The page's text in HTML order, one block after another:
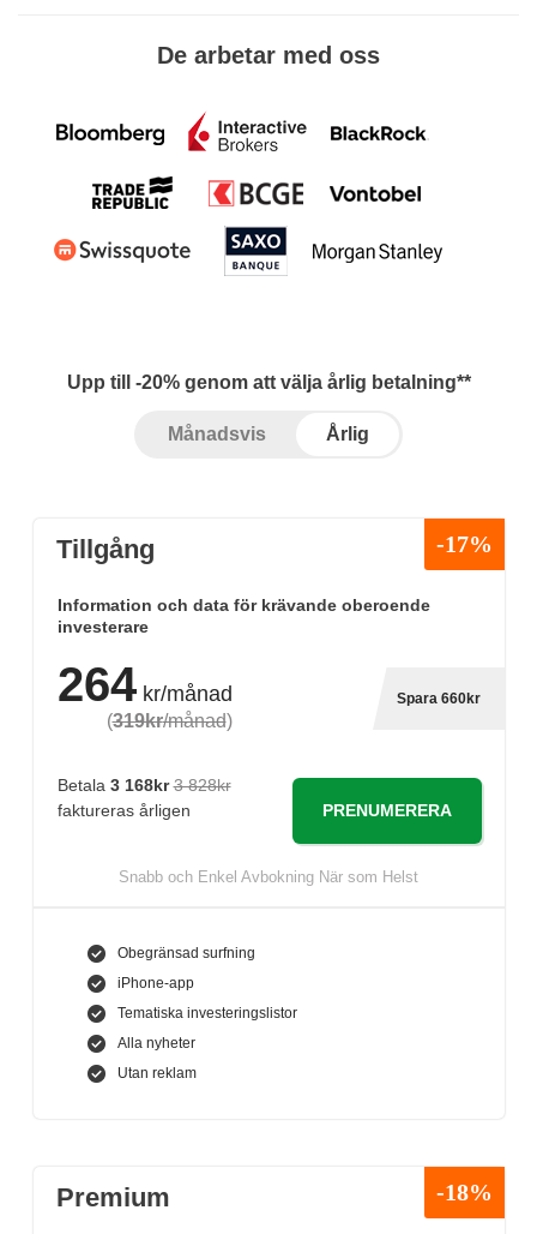
De arbetar med oss
Upp till -20% genom att välja årlig betalning**
Månadsvis Årlig
Tillgång -17%
Information och data för krävande oberoende
investerare
264kr/månad
(319kr/månad)
Spara 660kr
Betala 3 168kr 3 828kr
faktureras årligen
PRENUMERERA
Snabb och Enkel Avbokning När som Helst
Obegränsad surfning
iPhone-app
Tematiska investeringslistor
Alla nyheter
Utan reklam
Premium -18%